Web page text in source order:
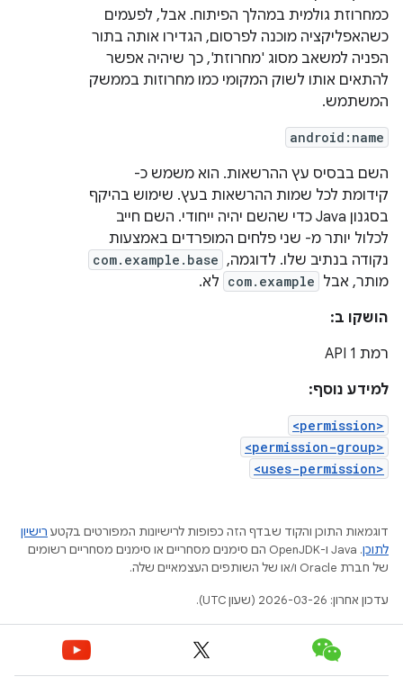
כמחרוזת גולמית במהלך הפיתוח. אבל, לפעמים
כשהאפליקציה מוכנה לפרסום, הגדירו אותה בתור
הפניה למשאב מסוג 'מחרוזת', כך שיהיה אפשר
להתאים אותו לשוק המקומי כמו מחרוזות בממשק
המשתמש.
android:name
השם בבסיס עץ ההרשאות. הוא משמש כ-
קידומת לכל שמות ההרשאות בעץ. שימוש בהיקף
בסגנון Java כדי שהשם יהיה ייחודי. השם חייב
לכלול יותר מ- שני פלחים המופרדים באמצעות
נקודה בנתיב שלו. לדוגמה, com.example.base
מותר, אבל com.example לא.
הושקו ב:
רמת API 1
למידע נוסף:
<permission>
<permission-group>
<uses-permission>
דוגמאות התוכן והקוד שבדף הזה כפופות לרישיונות המפורטים בקטע רישיון
לתוכן
.‏ Java ו-OpenJDK הם סימנים מסחריים או סימנים מסחריים רשומים
של חברת Oracle ו/או של השותפים העצמאיים שלה.
עדכון אחרון: 2026-03-26 (שעון UTC).